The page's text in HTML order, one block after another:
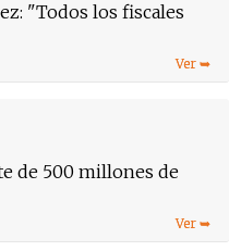
"Todos los fiscales
de 500 millones de